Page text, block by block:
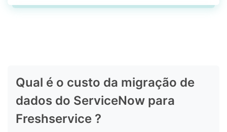
Qual é o custo da migração de
dados do ServiceNow para
Freshservice ?